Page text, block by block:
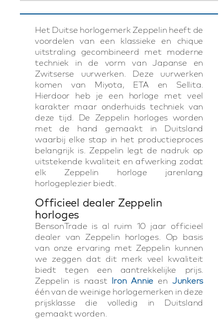
Het Duitse horlogemerk Zeppelin heeft de
voordelen van een klassieke en chique
uitstraling gecombineerd met moderne
techniek in de vorm van Japanse en
Zwitserse uurwerken. Deze uurwerken
komen van Miyota, ETA en Sellita.
Hierdoor heb je een horloge met veel
karakter maar onderhuids techniek van
deze tijd. De Zeppelin horloges worden
met de hand gemaakt in Duitsland
waarbij elke stap in het productieproces
belangrijk is. Zeppelin legt de nadruk op
uitstekende kwaliteit en afwerking zodat
elk Zeppelin horloge jarenlang
horlogeplezier biedt.
Officieel dealer Zeppelin
horloges
BensonTrade is al ruim 10 jaar officieel
dealer van Zeppelin horloges. Op basis
van onze ervaring met Zeppelin kunnen
we zeggen dat dit merk veel kwaliteit
biedt tegen een aantrekkelijke prijs.
Zeppelin is naast Iron Annie en Junkers
één van de weinige horlogemerken in deze
prijsklasse die volledig in Duitsland
gemaakt worden.